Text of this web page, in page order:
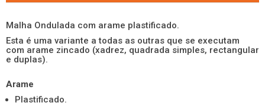
Malha Ondulada com arame plastificado.
Esta é uma variante a todas as outras que se executam
com arame zincado (xadrez, quadrada simples, rectangular
e duplas).
Arame
Plastificado.